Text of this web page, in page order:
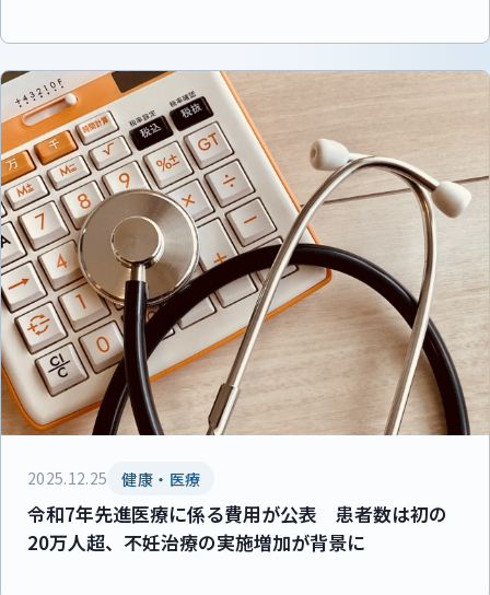
2025.12.25 健康・医療
令和7年先進医療に係る費用が公表 患者数は初の
20万人超、不妊治療の実施増加が背景に